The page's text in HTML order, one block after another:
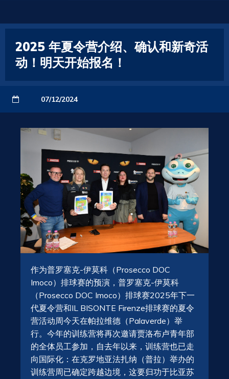
2025 年夏令营介绍、确认和新奇活
动！明天开始报名！
07/12/2024
作为普罗塞克-伊莫科（Prosecco DOC
Imoco）排球赛的预演，普罗塞克-伊莫科
（Prosecco DOC Imoco）排球赛2025年下一
代夏令营和IL BISONTE Firenze排球赛的夏令
营活动周今天在帕拉维德（Palaverde）举
行。今年的训练营将再次邀请贾洛布卢青年部
的全体员工参加，自去年以来，训练营也已走
向国际化：在克罗地亚法扎纳（普拉）举办的
训练营周已确定跨越边境，这要归功于比亚苏